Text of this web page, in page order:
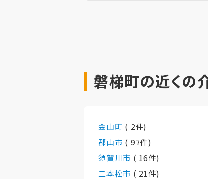
磐梯町の近くの
金山町 ( 2件)
郡山市 ( 97件)
須賀川市 ( 16件)
二本松市 ( 21件)